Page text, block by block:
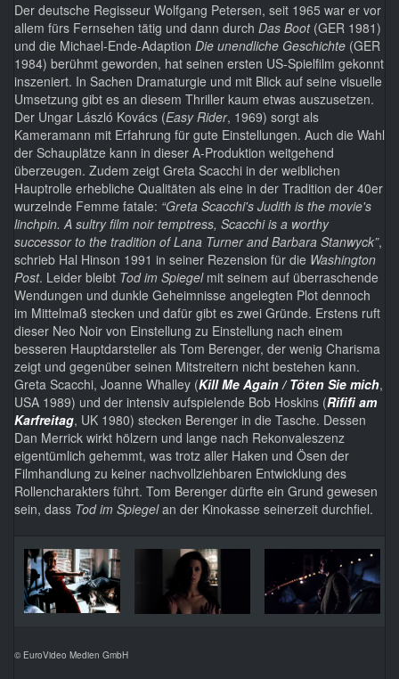
Der deutsche Regisseur Wolfgang Petersen, seit 1965 war er vor
allem fürs Fernsehen tätig und dann durch Das Boot(GER 1981)
und die Michael-Ende-Adaption Die unendliche Geschichte (GER
1984) berühmt geworden, hat seinen ersten US-Spielfilm gekonnt
inszeniert. In Sachen Dramaturgie und mit Blick auf seine visuelle
Umsetzung gibt es an diesem Thriller kaum etwas auszusetzen.
Der Ungar László Kovács (Easy Rider, 1969) sorgt als
Kameramann mit Erfahrung für gute Einstellungen. Auch die Wahl
der Schauplätze kann in dieser A-Produktion weitgehend
überzeugen. Zudem zeigt Greta Scacchi in der weiblichen
Hauptrolle erhebliche Qualitäten als eine in der Tradition der 40er
wurzelnde Femme fatale: “Greta Scacchi's Judith is the movie's
linchpin. A sultry film noir temptress, Scacchi is a worthy
successor to the tradition of Lana Turner and Barbara Stanwyck”,
schrieb Hal Hinson 1991 in seiner Rezension für die Washington
Post. Leider bleibt Tod im Spiegelmit seinem auf überraschende
Wendungen und dunkle Geheimnisse angelegten Plot dennoch
im Mittelmaß stecken und dafür gibt es zwei Gründe. Erstens ruft
dieser Neo Noir von Einstellung zu Einstellung nach einem
besseren Hauptdarsteller als Tom Berenger, der wenig Charisma
zeigt und gegenüber seinen Mitstreitern nicht bestehen kann.
Greta Scacchi, Joanne Whalley (Kill Me Again / Töten Sie mich,
USA 1989) und der intensiv aufspielende Bob Hoskins (Rififi am
Karfreitag, UK 1980) stecken Berenger in die Tasche. Dessen
Dan Merrick wirkt hölzern und lange nach Rekonvaleszenz
eigentümlich gehemmt, was trotz aller Haken und Ösen der
Filmhandlung zu keiner nachvollziehbaren Entwicklung des
Rollencharakters führt. Tom Berenger dürfte ein Grund gewesen
sein, dass Tod im Spiegelan der Kinokasse seinerzeit durchfiel.
© EuroVideo Medien GmbH